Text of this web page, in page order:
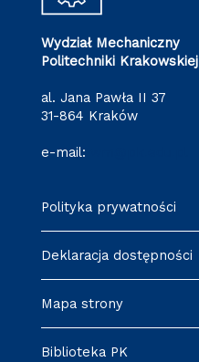
Wydział Mechaniczny
Politechniki Krakowskiej
al. Jana Pawła II 37
31-864 Kraków
e-mail:
Polityka prywatności
Deklaracja dostępności
Mapa strony
Biblioteka PK